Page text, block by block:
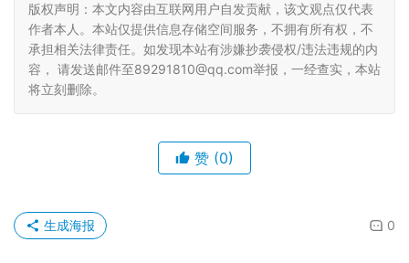
版权声明：本文内容由互联网用户自发贡献，该文观点仅代表
作者本人。本站仅提供信息存储空间服务，不拥有所有权，不
承担相关法律责任。如发现本站有涉嫌抄袭侵权/违法违规的内
容， 请发送邮件至89291810@qq.com举报，一经查实，本站
将立刻删除。
赞 (0)
0
生成海报